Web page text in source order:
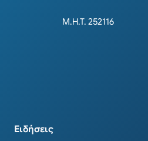
Μ.Η.Τ. 252116
Ειδήσεις